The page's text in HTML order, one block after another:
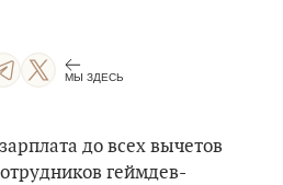
МЫ ЗДЕСЬ
до всех вычетов
геймдев-